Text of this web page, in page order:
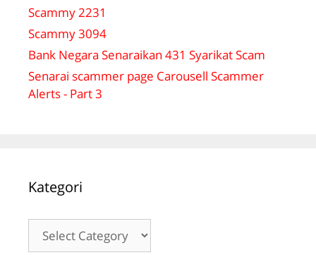
Scammy 2231
Scammy 3094
Bank Negara Senaraikan 431 Syarikat Scam
Senarai scammer page Carousell Scammer
Alerts - Part 3
Kategori
Kategori